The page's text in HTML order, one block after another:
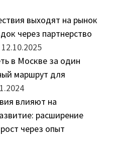
выходят на рынок
через партнерство
12.10.2025
в Москве за один
маршрут для
влияют на
расширение
через опыт